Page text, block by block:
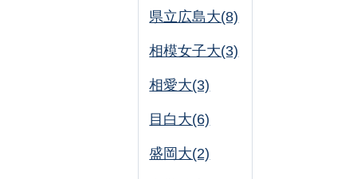
県立広島大(8)
相模女子大(3)
相愛大(3)
目白大(6)
盛岡大(2)